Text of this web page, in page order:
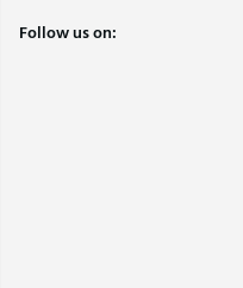
Follow us on: